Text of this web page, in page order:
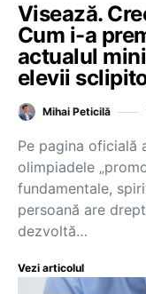
Visează.
Cum i-a
actualul
elevii
Mihai Peticilă
Pe pagina oficială
olimpiadele
fundamentale,
persoană are
dezvoltă…
Vezi articolul